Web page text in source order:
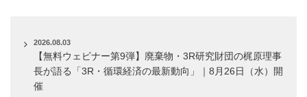
2026.08.03
【無料ウェビナー第9弾】廃棄物・3R研究財団の梶原理事
長が語る「3R・循環経済の最新動向」｜8月26日（水）開
催